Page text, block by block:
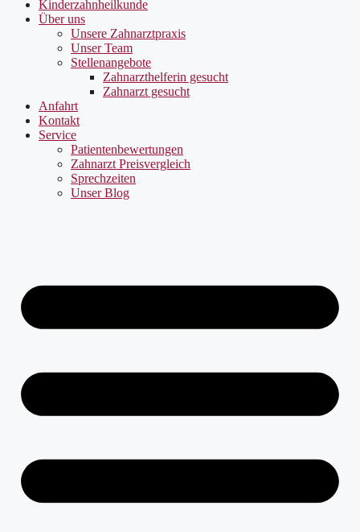
Kinderzahnheilkunde
Über uns
Unsere Zahnarztpraxis
Unser Team
Stellenangebote
Zahnarzthelferin gesucht
Zahnarzt gesucht
Anfahrt
Kontakt
Service
Patientenbewertungen
Zahnarzt Preisvergleich
Sprechzeiten
Unser Blog